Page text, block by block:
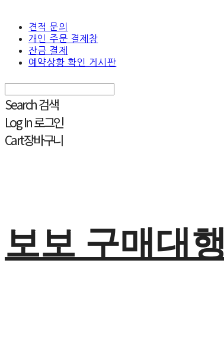
견적 문의
개인 주문 결제창
잔금 결제
예약상황 확인 게시판
Search검색
Log In로그인
Cart장바구니
보보 구매대행